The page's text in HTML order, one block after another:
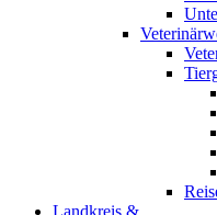
Landkreis &